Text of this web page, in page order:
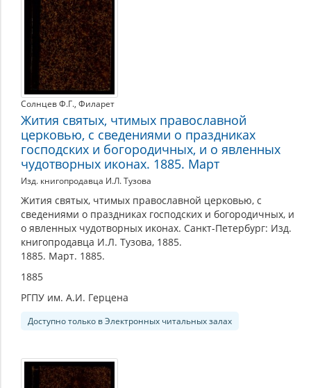
Солнцев Ф.Г., Филарет
Жития святых, чтимых православной
церковью, с сведениями о праздниках
господских и богородичных, и о явленных
чудотворных иконах. 1885. Март
Изд. книгопродавца И.Л. Тузова
Жития святых, чтимых православной церковью, с
сведениями о праздниках господских и богородичных, и
о явленных чудотворных иконах. Санкт-Петербург: Изд.
книгопродавца И.Л. Тузова, 1885.
1885. Март. 1885.
1885
РГПУ им. А.И. Герцена
Доступно только в Электронных читальных залах